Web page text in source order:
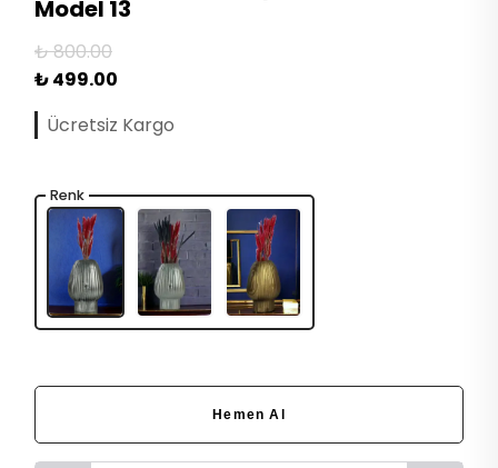
Model 13
₺ 800.00
₺ 499.00
Ücretsiz Kargo
Renk
Hemen Al